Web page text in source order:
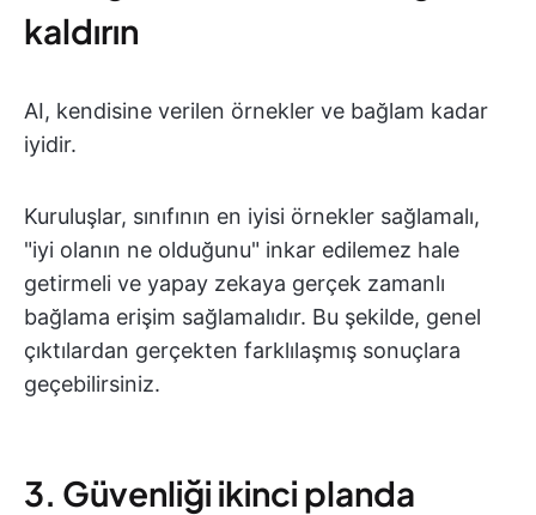
kaldırın
AI, kendisine verilen örnekler ve bağlam kadar
iyidir.
Kuruluşlar, sınıfının en iyisi örnekler sağlamalı,
"iyi olanın ne olduğunu" inkar edilemez hale
getirmeli ve yapay zekaya gerçek zamanlı
bağlama erişim sağlamalıdır. Bu şekilde, genel
çıktılardan gerçekten farklılaşmış sonuçlara
geçebilirsiniz.
3. Güvenliği ikinci planda